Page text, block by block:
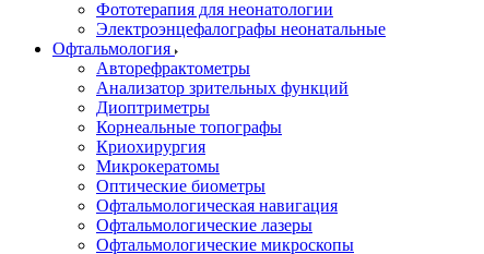
Фототерапия для неонатологии
Электроэнцефалографы неонатальные
Офтальмология
Авторефрактометры
Анализатор зрительных функций
Диоптриметры
Корнеальные топографы
Криохирургия
Микрокератомы
Оптические биометры
Офтальмологическая навигация
Офтальмологические лазеры
Офтальмологические микроскопы